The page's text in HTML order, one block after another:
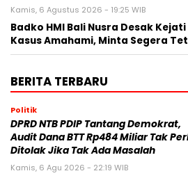
Kamis, 6 Agustus 2026 - 19:25 WIB
Badko HMI Bali Nusra Desak
Kasus Amahami, Minta Segera
BERITA TERBARU
Politik
DPRD NTB PDIP Tantang Demokrat,
Audit Dana BTT Rp484 Miliar Tak
Ditolak Jika Tak Ada Masalah
Kamis, 6 Agu 2026 - 22:19 WIB